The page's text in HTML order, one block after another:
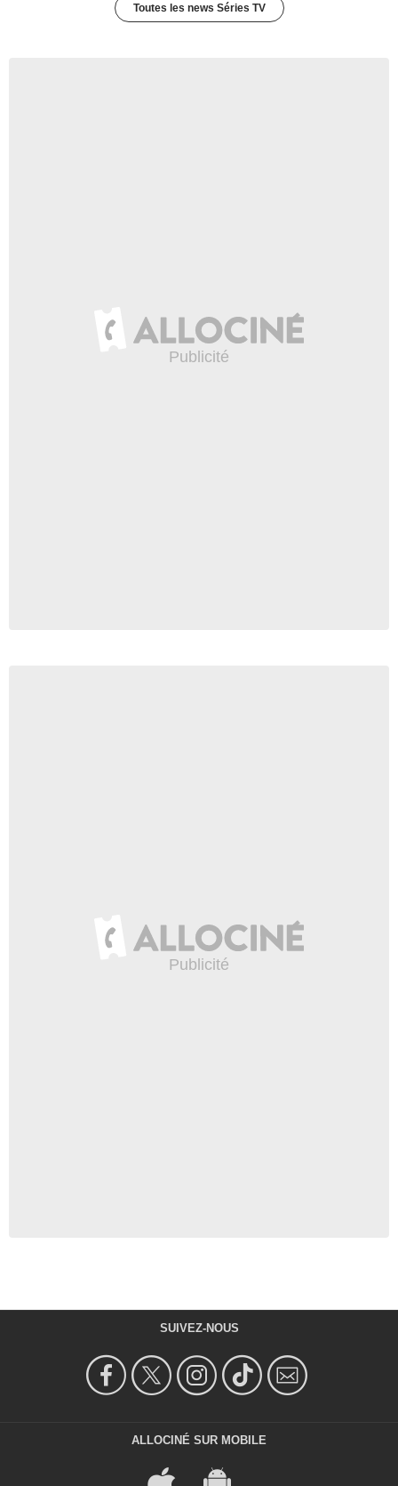
Toutes les news Séries TV
SUIVEZ-NOUS
ALLOCINÉ SUR MOBILE